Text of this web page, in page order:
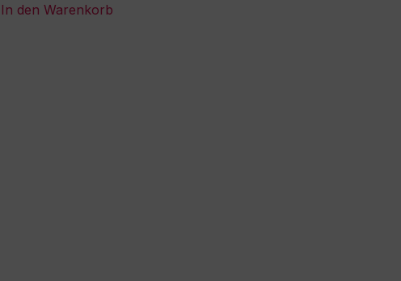
In den Warenkorb